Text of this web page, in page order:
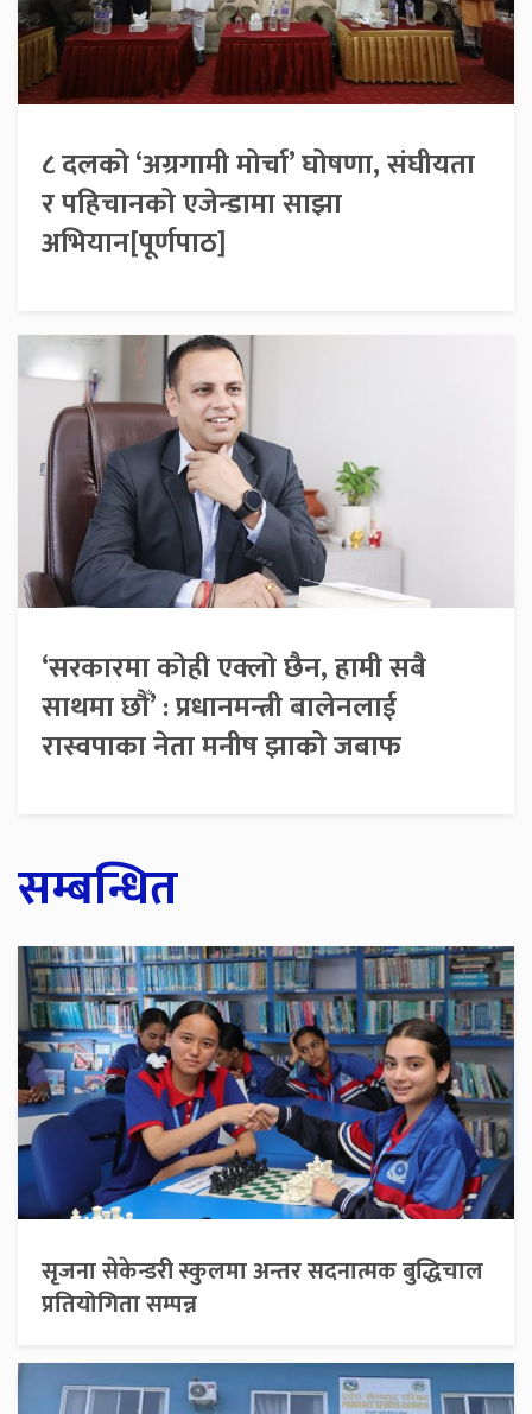
८ दलको ‘अग्रगामी मोर्चा’ घोषणा, संघीयता
र पहिचानको एजेन्डामा साझा
अभियान[पूर्णपाठ]
‘सरकारमा कोही एक्लो छैन, हामी सबै
साथमा छौँ’ : प्रधानमन्त्री बालेनलाई
रास्वपाका नेता मनीष झाको जबाफ
सम्बन्धित
सृजना सेकेन्डरी स्कुलमा अन्तर सदनात्मक बुद्धिचाल
प्रतियोगिता सम्पन्न